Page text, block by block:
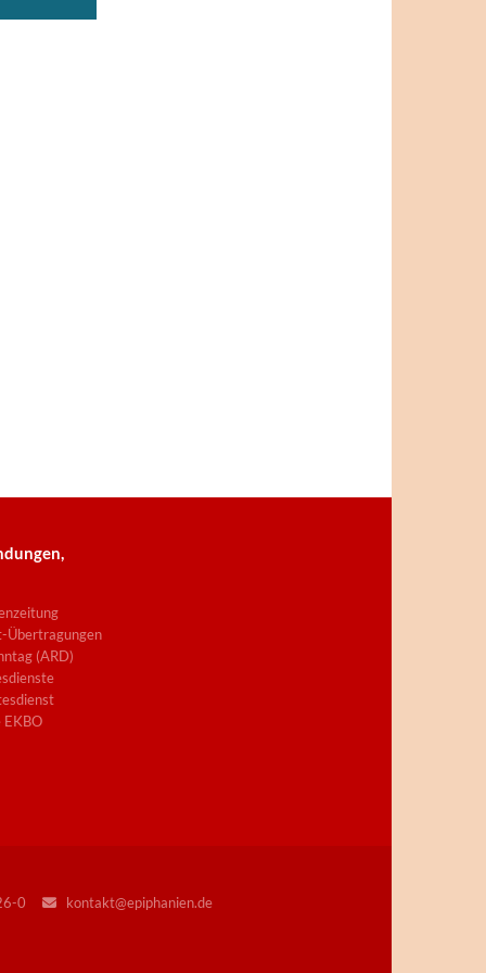
Übertragungen
(ARD)
0 kontakt@epiphanien.de